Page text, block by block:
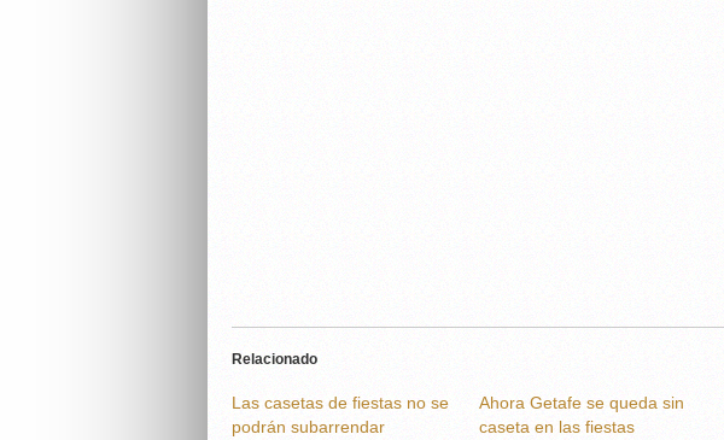
Relacionado
Las casetas de fiestas no se
podrán subarrendar
Ahora Getafe se queda sin
caseta en las fiestas